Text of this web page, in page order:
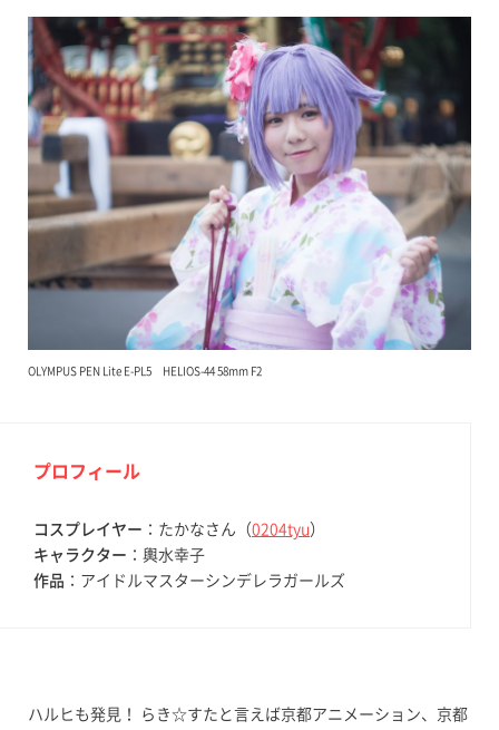
OLYMPUS PEN Lite E-PL5 HELIOS-44 58mm F2
プロフィール
コスプレイヤー ：たかなさん（0204tyu）
キャラクター ：輿水幸子
作品 ：アイドルマスターシンデレラガールズ
ハルヒも発見！ らき☆すたと言えば京都アニメーション、京都